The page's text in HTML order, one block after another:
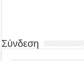
Σύνδεση